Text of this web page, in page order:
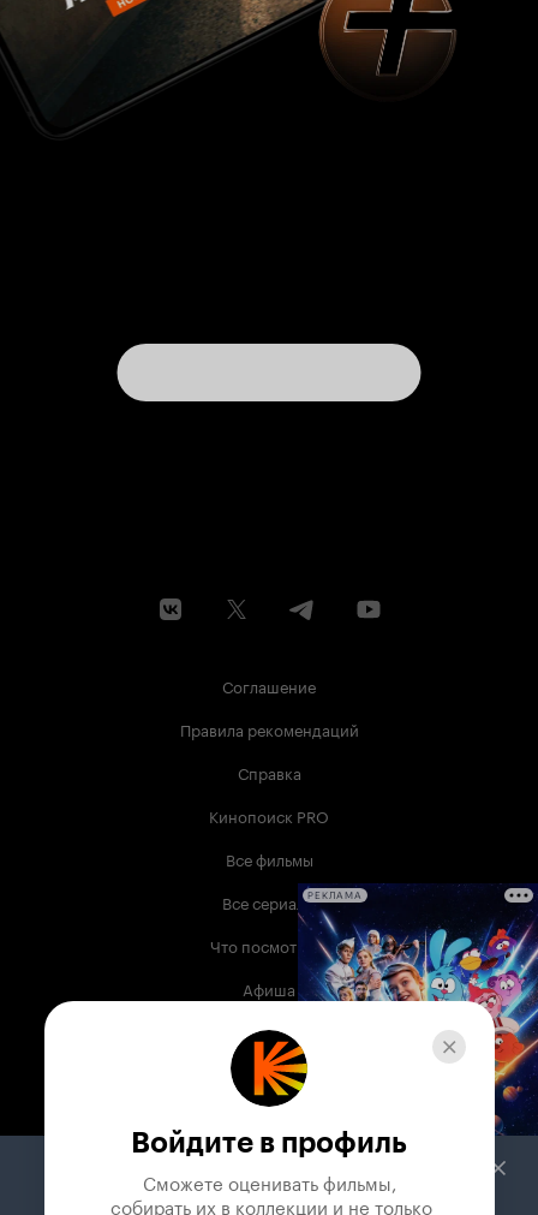
Соглашение
Правила рекомендаций
Справка
Кинопоиск PRO
Все фильмы
Все сериалы
Что посмотреть
Афиша
Музыка
Телепрограмма
Служба поддержки
РЕКЛАМА
Войдите в профиль
Сможете оценивать фильмы,
собирать их в коллекции и не только